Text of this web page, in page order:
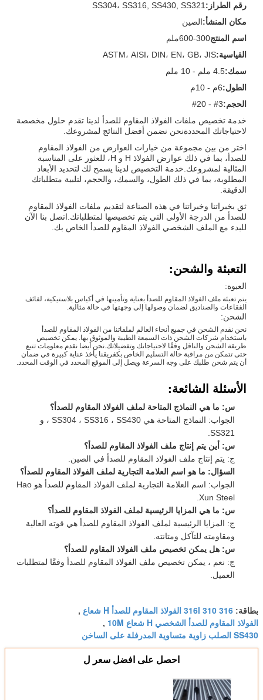
رقم الطراز: SS304، SS316, SS430, SS321
مكان المنشأ:الصين
اسم المنتج300-600ملم
القياسية:ASTM، AISI، DIN، EN، GB، JIS
سمك:4.5 ملم - 10 ملم
الطول:6م - 10م
الحجم:3# - 20#
خدمة تخصيص ملفات الفولاذ المقاوم للصدأ لدينا تقدم حلول مخصصة
لاحتياجاتك المحددةنحن نضمن أفضل النتائج لمشروعك.
اختر من بين مجموعة من خيارات العوارض من الفولاذ المقاوم
للصدأ، بما في ذلك عوارض الفولاذ H و H، للعثور على المناسبة
المثالية لمشروعك.خدمة التخصيص لدينا يسمح لك لتحديد الأبعاد
المطلوبة، بما في ذلك الطول، والسمك، والحجم، لتلبية متطلباتك
الدقيقة.
ثق بخبراتنا وخبراتنا في هذه الصناعة لتقديم ملفات الفولاذ المقاوم
للصدأ من الدرجة الأولى التي يتم تخصيصها لمتطلباتك.اتصل بنا الآن
للبدء مع الملف الشخصي الفولاذ المقاوم للصدأ الخاص بك.
التعبئة والشحن:
العبوة:
يتم تعبئة ملف الفولاذ المقاوم للصدأ بعناية وتأمينها في أكياس بلاستيكية، لفائف
الفقاعات والصناديق لضمان وصولها إلى وجهتها في حالة مثالية.
الشحن:
نحن نقدم الشحن في جميع أنحاء العالم لملفاتنا من الفولاذ المقاوم للصدأ
باستخدام شركات الشحن ذات السمعة الطيبة والموثوق بها. يمكن تخصيص
طريقة الشحن والناقل وفقًا لاحتياجاتك وتفضيلاتك.نحن أيضا نقدم معلومات تتبع
حتى تتمكن من مراقبة حالة التسليم الخاص بكفريقنا يأخذ عناية كبيرة في ضمان
أن يتم شحن طلبك على وجه السرعة ويصل إلى الموقع المحدد في الوقت المحدد.
الأسئلة الشائعة:
س: ما هي النماذج المتاحة لملف الفولاذ المقاوم للصدأ؟
الجواب: النماذج المتاحة هي SS304 ، SS316 ، SS430 ، و
SS321.
س: أين يتم إنتاج ملف الفولاذ المقاوم للصدأ؟
ج: يتم إنتاج ملف الفولاذ المقاوم للصدأ في الصين.
السؤال: ما هو اسم العلامة التجارية لملف الفولاذ المقاوم للصدأ؟
الجواب: اسم العلامة التجارية لملف الفولاذ المقاوم للصدأ هو Hao
Xun Steel.
س: ما هي المزايا الرئيسية لملف الفولاذ المقاوم للصدأ؟
ج: المزايا الرئيسية لملف الفولاذ المقاوم للصدأ هي قوته العالية
ومقاومته للتآكل ومتانته.
س: هل يمكن تخصيص ملف الفولاذ المقاوم للصدأ؟
ج: نعم ، يمكن تخصيص ملف الفولاذ المقاوم للصدأ وفقًا لمتطلبات
العميل.
بطاقة: 316 316l 310 الفولاذ المقاوم للصدأ H شعاع ,
الفولاذ المقاوم للصدأ الشخصي H شعاع 10M ,
SS430 الصلب زاوية متساوية المدرفلة على الساخن
احصل على افضل سعر ل